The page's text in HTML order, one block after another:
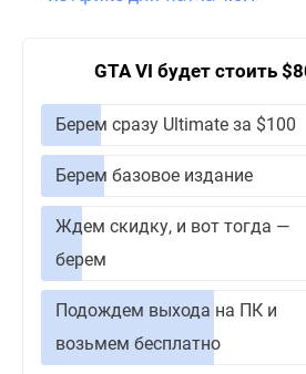
GTA VI будет стоить
Берем сразу Ultimate за $100
Берем базовое издание
Ждем скидку, и вот тогда —
берем
Подождем выхода на ПК и
возьмем бесплатно